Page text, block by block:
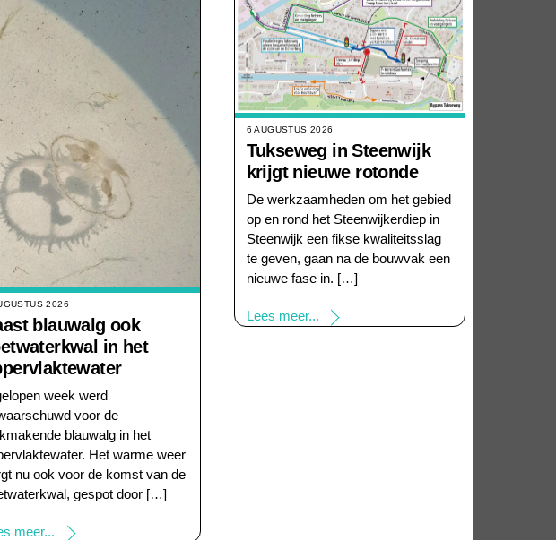
2026
blauwalg ook
in het
week werd
voor de
blauwalg in het
Het warme weer
nu ook voor de komst van de
gespot door […]
meer...
6 AUGUSTUS 2026
Tukseweg in Steenwijk
krijgt nieuwe rotonde
De werkzaamheden om het gebied
op en rond het Steenwijkerdiep in
Steenwijk een fikse kwaliteitsslag
te geven, gaan na de bouwvak een
nieuwe fase in. […]
Lees meer...